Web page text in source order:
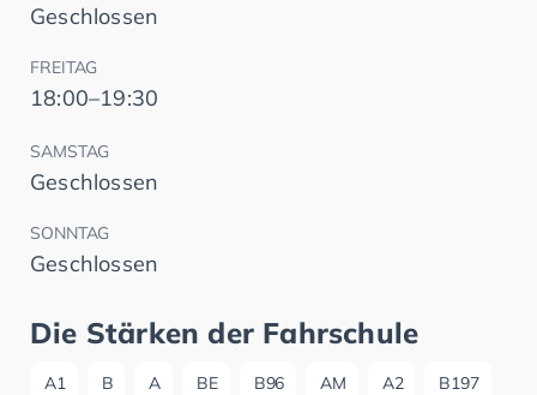
Geschlossen
FREITAG
18:00–19:30
SAMSTAG
Geschlossen
SONNTAG
Geschlossen
Die Stärken der Fahrschule
A1 B A BE B96 AM A2 B197